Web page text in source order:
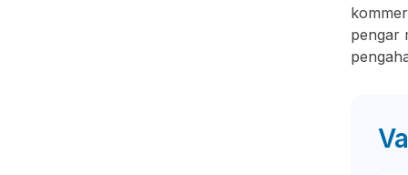
pengar